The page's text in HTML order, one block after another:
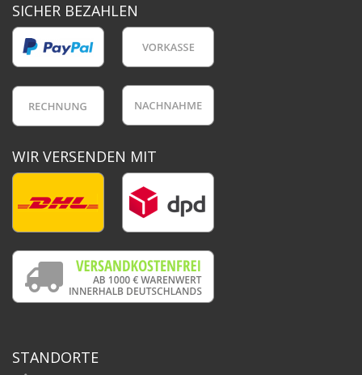
SICHER BEZAHLEN
WIR VERSENDEN MIT
STANDORTE